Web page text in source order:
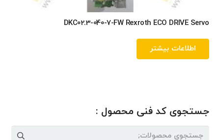
DKC02.3-040-7-FW Rexroth ECO DRIVE Servo
اطلاعات بیشتر
جستجوی کد فنی محصول :
جستجو